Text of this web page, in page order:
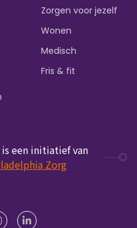
Zorgen voor jezelf
Wonen
Medisch
Fris & fit
een initiatief van
Zorg